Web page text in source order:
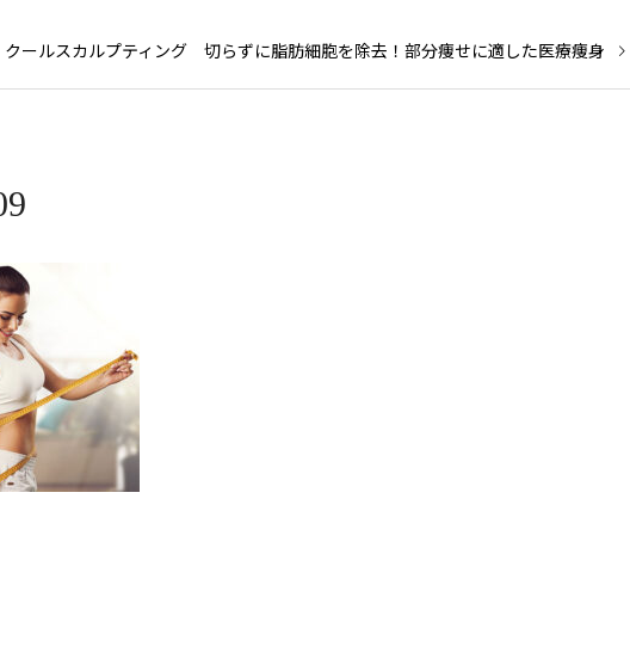
クールスカルプティング 切らずに脂肪細胞を除去！部分痩せに適した医療痩身